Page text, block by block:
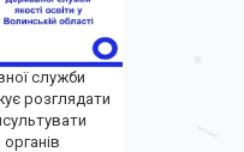
служби
розглядати